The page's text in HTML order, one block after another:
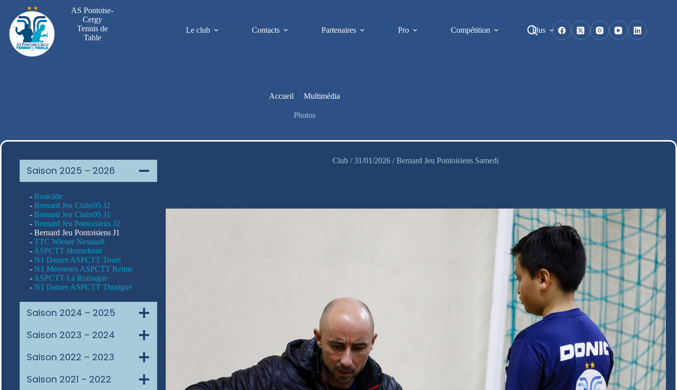
contenu
AS Pontoise-
Cergy
Tennis de
Table
Le club Contacts Partenaires Pro Compétition Plus
Accueil / Multimédia
Photos
Saison 2025 – 2026
- Roskilde
- Bernard Jeu Clubs95 J2
- Bernard Jeu Clubs95 J1
- Bernard Jeu Pontoisiens J2
- Bernard Jeu Pontoisiens J1
- TTC Wiener Neustadt
- ASPCTT Hennebont
- N1 Dames ASPCTT Tours
- N1 Messieurs ASPCTT Reims
- ASPCTT La Romagne
- N1 Dames ASPCTT Thorigné
Saison 2024 – 2025
Saison 2023 – 2024
Saison 2022 – 2023
Saison 2021 – 2022
Club / 31/01/2026 / Bernard Jeu Pontoisiens Samedi